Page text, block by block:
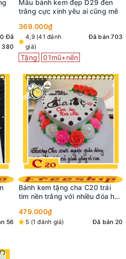
Đã
380
56
Mẫu bánh kem đẹp D29 đen
trắng cực xinh yêu ai cũng mê
369.000₫
4,9 (41 đánh
giá)
Đã bán 703
Tặng 01mũ+nến
Bánh kem tặng cha C20 trái
tim nền trắng với nhiều đóa hoa
479.000₫
5 (1 đánh giá) Đã bán 20